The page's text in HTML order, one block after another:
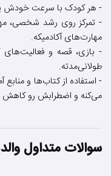
- هر کودک با سرعت خودش
- تمرکز روی رشد شخصی،
مهارت‌های آکادمیکه.
- بازی، قصه و فعالیت‌های
طولانی‌مدته.
- استفاده از کتاب‌ها و
می‌کنه و اضطرابش رو
سوالات متداول